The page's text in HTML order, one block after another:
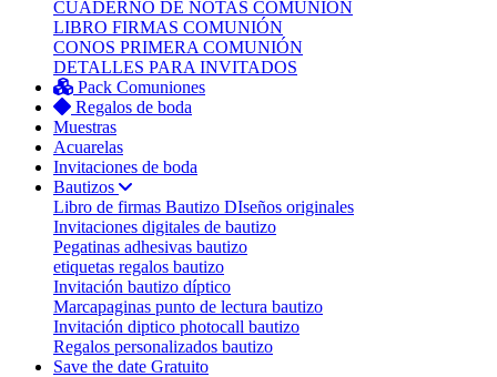
CUADERNO DE NOTAS COMUNIÓN
LIBRO FIRMAS COMUNIÓN
CONOS PRIMERA COMUNIÓN
DETALLES PARA INVITADOS
Pack Comuniones
Regalos de boda
Muestras
Acuarelas
Invitaciones de boda
Bautizos
Libro de firmas Bautizo DIseños originales
Invitaciones digitales de bautizo
Pegatinas adhesivas bautizo
etiquetas regalos bautizo
Invitación bautizo díptico
Marcapaginas punto de lectura bautizo
Invitación diptico photocall bautizo
Regalos personalizados bautizo
Save the date Gratuito